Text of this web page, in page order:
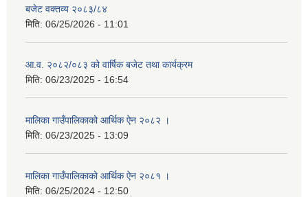
बजेट वक्तव्य २०८३/८४
मिति: 06/25/2026 - 11:01
आ.व. २०८२/०८३ को वार्षिक बजेट तथा कार्यक्रम
मिति: 06/23/2025 - 16:54
मालिका गाउँपालिकाको आर्थिक ऐन २०८२ ।
मिति: 06/23/2025 - 13:09
मालिका गाउँपालिकाको आर्थिक ऐन २०८१ ।
मिति: 06/25/2024 - 12:50